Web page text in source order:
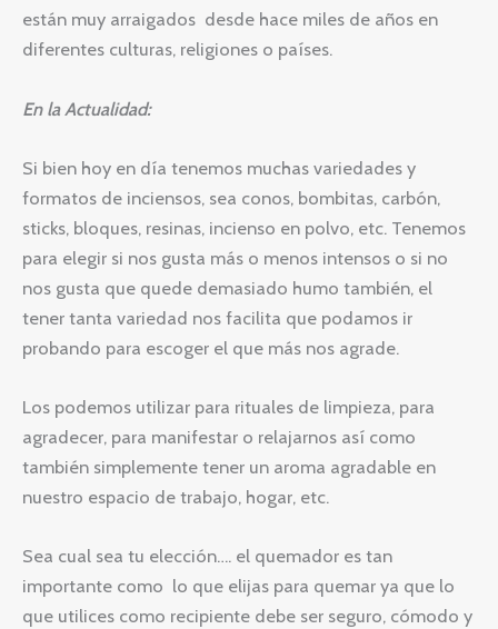
están muy arraigados desde hace miles de años en
diferentes culturas, religiones o países.
En la Actualidad:
Si bien hoy en día tenemos muchas variedades y
formatos de inciensos, sea conos, bombitas, carbón,
sticks, bloques, resinas, incienso en polvo, etc. Tenemos
para elegir si nos gusta más o menos intensos o si no
nos gusta que quede demasiado humo también, el
tener tanta variedad nos facilita que podamos ir
probando para escoger el que más nos agrade.
Los podemos utilizar para rituales de limpieza, para
agradecer, para manifestar o relajarnos así como
también simplemente tener un aroma agradable en
nuestro espacio de trabajo, hogar, etc.
Sea cual sea tu elección…. el quemador es tan
importante como lo que elijas para quemar ya que lo
que utilices como recipiente debe ser seguro, cómodo y